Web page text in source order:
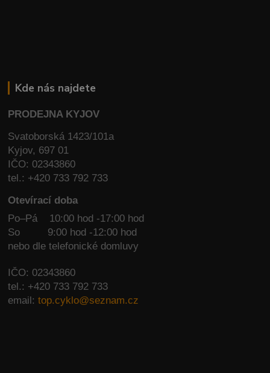
Kde nás najdete
PRODEJNA KYJOV
Svatoborská 1423/101a
Kyjov, 697 01
IČO: 02343860
tel.: +420 733 792 733
Otevírací doba
Po–Pá 10:00 hod -17:00 hod
So
9:00 hod -12:00 hod
nebo dle telefonické domluvy
IČO: 02343860
tel.: +420 733 792 733
email:top.cyklo@seznam.cz